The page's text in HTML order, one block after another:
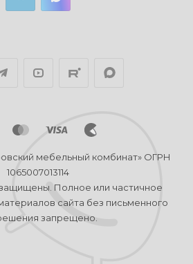
мебельный комбинат» ОГРН
1065007013114
Полное или частичное
сайта без письменного
запрещено.